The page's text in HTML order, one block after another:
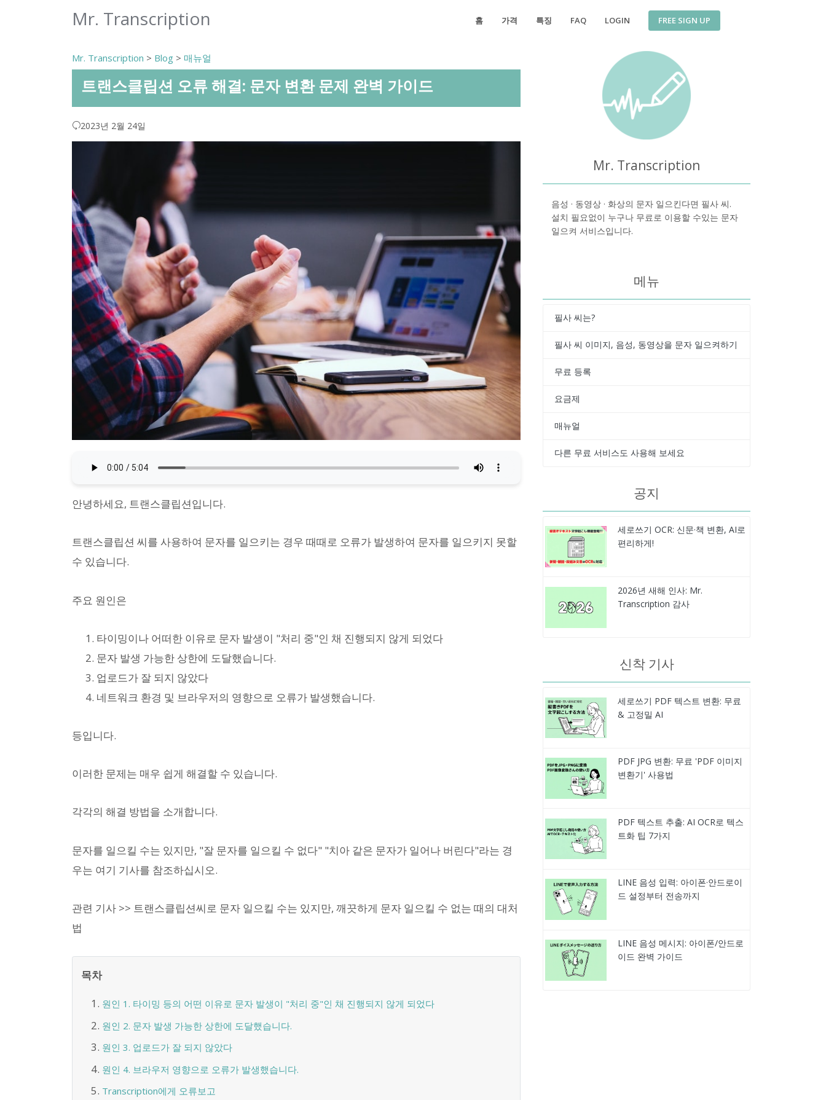
Mr. Transcription 홈 가격 특징 FAQ LOGIN FREE SIGN UP
Mr. Transcription > Blog > 매뉴얼
트랜스클립션 오류 해결: 문자 변환 문제 완벽 가이드
2023년 2월 24일
안녕하세요, 트랜스클립션입니다.
트랜스클립션 씨를 사용하여 문자를 일으키는 경우 때때로 오류가 발생하여 문자를 일으키지 못할
수 있습니다.
주요 원인은
타이밍이나 어떠한 이유로 문자 발생이 "처리 중"인 채 진행되지 않게 되었다
문자 발생 가능한 상한에 도달했습니다.
업로드가 잘 되지 않았다
네트워크 환경 및 브라우저의 영향으로 오류가 발생했습니다.
등입니다.
이러한 문제는 매우 쉽게 해결할 수 있습니다.
각각의 해결 방법을 소개합니다.
문자를 일으킬 수는 있지만, "잘 문자를 일으킬 수 없다" "치아 같은 문자가 일어나 버린다"라는 경
우는 여기 기사를 참조하십시오.
관련 기사 >> 트랜스클립션씨로 문자 일으킬 수는 있지만, 깨끗하게 문자 일으킬 수 없는 때의 대처
법
목차
원인 1. 타이밍 등의 어떤 이유로 문자 발생이 "처리 중"인 채 진행되지 않게 되었다
원인 2. 문자 발생 가능한 상한에 도달했습니다.
원인 3. 업로드가 잘 되지 않았다
원인 4. 브라우저 영향으로 오류가 발생했습니다.
Transcription에게 오류보고
Mr. Transcription
음성 · 동영상 · 화상의 문자 일으킨다면 필사 씨.
설치 필요없이 누구나 무료로 이용할 수있는 문자
일으켜 서비스입니다.
메뉴
필사 씨는?
필사 씨 이미지, 음성, 동영상을 문자 일으켜하기
무료 등록
요금제
매뉴얼
다른 무료 서비스도 사용해 보세요
공지
세로쓰기 OCR: 신문·책 변환, AI로
편리하게!
2026년 새해 인사: Mr.
Transcription 감사
신착 기사
세로쓰기 PDF 텍스트 변환: 무료
& 고정밀 AI
PDF JPG 변환: 무료 'PDF 이미지
변환기' 사용법
PDF 텍스트 추출: AI OCR로 텍스
트화 팁 7가지
LINE 음성 입력: 아이폰·안드로이
드 설정부터 전송까지
LINE 음성 메시지: 아이폰/안드로
이드 완벽 가이드